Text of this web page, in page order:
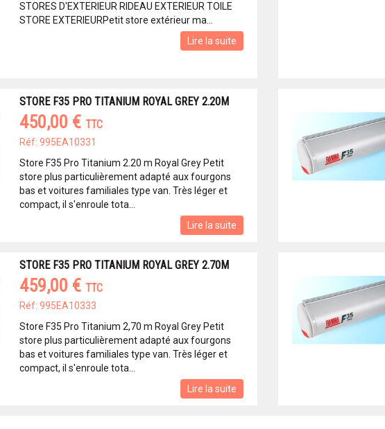
STORES D'EXTERIEUR RIDEAU EXTERIEUR TOILE
STORE EXTERIEURPetit store extérieur ma...
Lire la suite
STORE F35 PRO TITANIUM ROYAL GREY 2.20M
450,00 € TTC
Réf: 995EA10331
Store F35 Pro Titanium 2.20 m Royal Grey Petit
store plus particulièrement adapté aux fourgons
bas et voitures familiales type van. Très léger et
compact, il s'enroule tota...
Lire la suite
STORE F35 PRO TITANIUM ROYAL GREY 2.70M
459,00 € TTC
Réf: 995EA10333
Store F35 Pro Titanium 2,70 m Royal Grey Petit
store plus particulièrement adapté aux fourgons
bas et voitures familiales type van. Très léger et
compact, il s'enroule tota...
Lire la suite